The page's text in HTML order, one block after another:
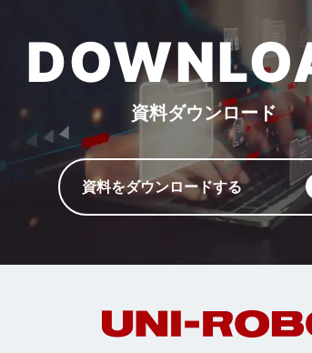
資料ダウンロード
資料をダウンロードする